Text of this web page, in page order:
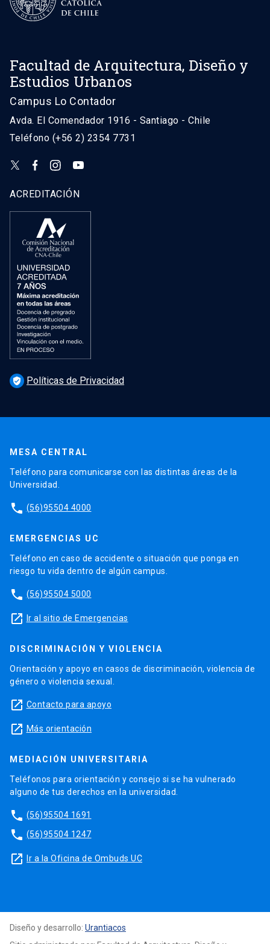
Facultad de Arquitectura, Diseño y
Estudios Urbanos
Campus Lo Contador
Avda. El Comendador 1916 - Santiago - Chile
Teléfono (+56 2) 2354 7731
ACREDITACIÓN
verified_user Políticas de Privacidad
MESA CENTRAL
Teléfono para comunicarse con las distintas áreas de la
Universidad.
phone (56)95504 4000
EMERGENCIAS UC
Teléfono en caso de accidente o situación que ponga en
riesgo tu vida dentro de algún campus.
phone (56)95504 5000
launch Ir al sitio de Emergencias
DISCRIMINACIÓN Y VIOLENCIA
Orientación y apoyo en casos de discriminación, violencia de
género o violencia sexual.
launch Contacto para apoyo
launch Más orientación
MEDIACIÓN UNIVERSITARIA
Teléfonos para orientación y consejo si se ha vulnerado
alguno de tus derechos en la universidad.
phone (56)95504 1691
phone (56)95504 1247
launch Ir a la Oficina de Ombuds UC
Diseño y desarrollo: Urantiacos